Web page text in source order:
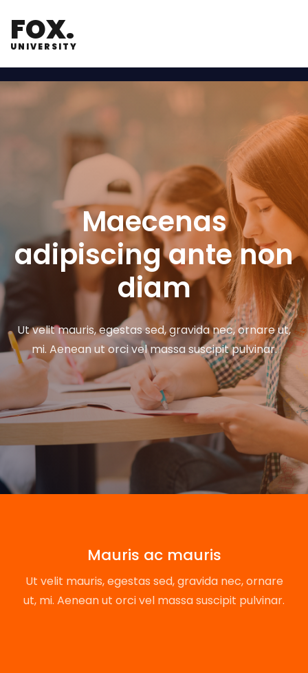
FOX.
UNIVERSITY
Maecenas
adipiscing ante non
diam
Ut velit mauris, egestas sed, gravida nec, ornare ut,
mi. Aenean ut orci vel massa suscipit pulvinar.
Mauris ac mauris
Ut velit mauris, egestas sed, gravida nec, ornare
ut, mi. Aenean ut orci vel massa suscipit pulvinar.